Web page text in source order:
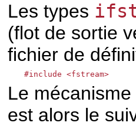
Les types
(flot de sortie
fichier de
#include <fstream>
Le
est alors le